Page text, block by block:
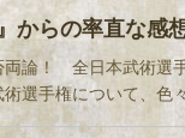
からの率直な感
論！ 全日本武術選
選手権について、色